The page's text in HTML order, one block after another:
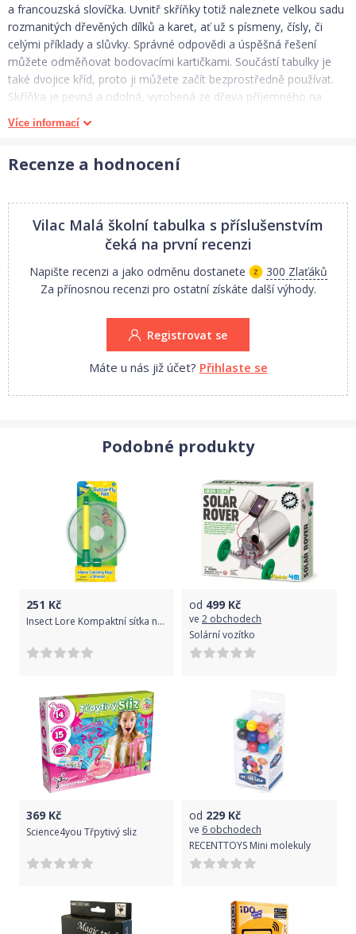
a francouzská slovíčka. Uvnitř skříňky totiž naleznete velkou sadu
rozmanitých dřevěných dílků a karet, ať už s písmeny, čísly, či
celými příklady a slůvky. Správné odpovědi a úspěšná řešení
můžete odměňovat bodovacími kartičkami. Součástí tabulky je
také dvojice kříd, proto ji můžete začít bezprostředně používat.
Skříňka je pevná a odolná, vyrobená ze dřeva příjemného na
může Vás tak provázet na cestách, aniž by hrozilo vysypání jejího
tabulka se 2 křídami; 70 dílků s písmeny, čísly a znaky; 80 karet
slovíček, 30 karet početních příkladů, 12 bodovacích karet
k výuce angličtiny a francouzštiny
design Ingela P. Arrhenius
pevné a odolné provedení
Výrobce Vilac se může pyšnit úzkou spoluprací s francouzskou
agenturou ADEME. Takto označené hračky jsou vyráběny
Více informací
Recenze a hodnocení
Vilac Malá školní tabulka s příslušenstvím
čeká na první recenzi
Napište recenzi a jako odměnu dostanete
300 Zlaťáků
Za přínosnou recenzi pro ostatní získáte další výhody.
Registrovat se
Máte u nás již účet? Přihlaste se
Podobné produkty
251 Kč
Insect Lore Kompaktní síťka na motýly
od 499 Kč
ve 2 obchodech
Solární vozítko
369 Kč
Science4you Třpytivý sliz
od 229 Kč
ve 6 obchodech
RECENTTOYS Mini molekuly